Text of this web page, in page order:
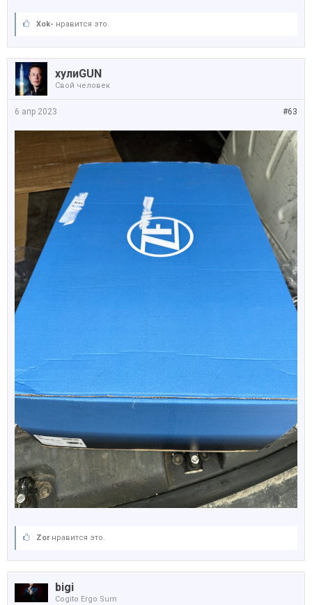
Xok- нравится это.
хулиGUN
Свой человек
#63
6 апр 2023
Zorнравится это.
bigi
Cogito Ergo Sum